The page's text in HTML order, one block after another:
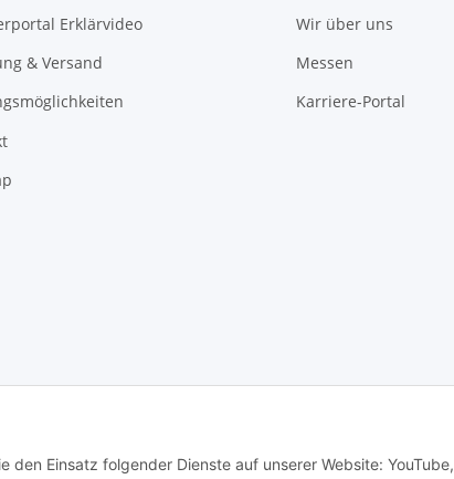
den Einsatz folgender Dienste auf unserer Website:
Erklärvideo
& Versand
Wir über uns
Messen
Karriere-Portal
- Alle Rechte vorbehalten - Alle Angebote richten sich